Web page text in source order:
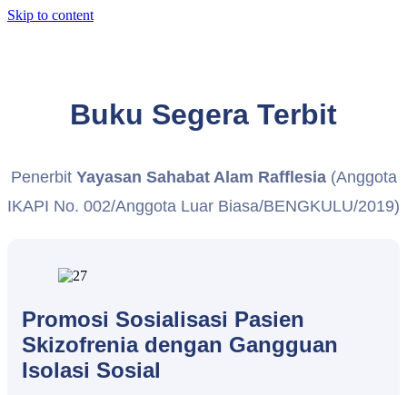
Skip to content
Buku Segera Terbit
Penerbit Yayasan Sahabat Alam Rafflesia(Anggota
IKAPI No. 002/Anggota Luar Biasa/BENGKULU/2019)
Promosi Sosialisasi Pasien
Skizofrenia dengan Gangguan
Isolasi Sosial